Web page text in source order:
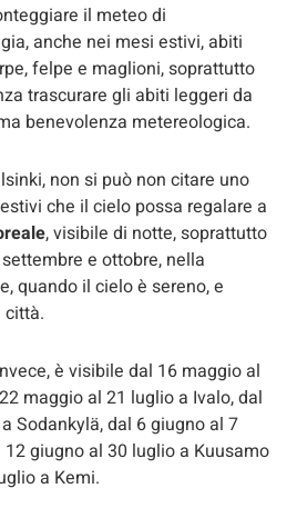
il meteo di
anche nei mesi estivi, abiti
felpe e maglioni, soprattutto
trascurare gli abiti leggeri da
benevolenza metereologica.
non si può non citare uno
che il cielo possa regalare a
, visibile di notte, soprattutto
e ottobre, nella
quando il cielo è sereno, e
città.
è visibile dal 16 maggio al
maggio al 21 luglio a Ivalo, dal
Sodankylä, dal 6 giugno al 7
giugno al 30 luglio a Kuusamo
a Kemi.